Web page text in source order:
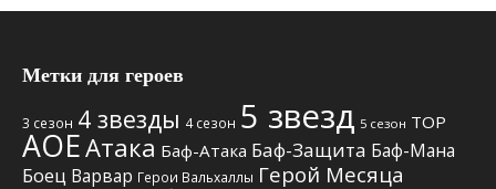
Метки для героев
3 сезон 4 звезды 4 сезон 5 звезд 5 сезон TOP
АОЕАтака Баф-Атака Баф-Защита Баф-Мана
Боец Варвар Герои Вальхаллы Герой Месяца